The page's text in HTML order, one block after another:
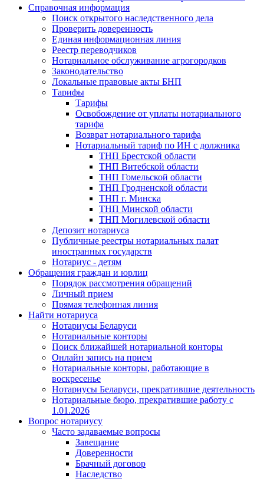
Справочная информация
Поиск открытого наследственного дела
Проверить доверенность
Единая информационная линия
Реестр переводчиков
Нотариальное обслуживание агрогородков
Законодательство
Локальные правовые акты БНП
Тарифы
Тарифы
Освобождение от уплаты нотариального
тарифа
Возврат нотариального тарифа
Нотариальный тариф по ИН с должника
ТНП Брестской области
ТНП Витебской области
ТНП Гомельской области
ТНП Гродненской области
ТНП г. Минска
ТНП Минской области
ТНП Могилевской области
Депозит нотариуса
Публичные реестры нотариальных палат
иностранных государств
Нотариус - детям
Обращения граждан и юрлиц
Порядок рассмотрения обращений
Личный прием
Прямая телефонная линия
Найти нотариуса
Нотариусы Беларуси
Нотариальные конторы
Поиск ближайшей нотариальной конторы
Онлайн запись на прием
Нотариальные конторы, работающие в
воскресенье
Нотариусы Беларуси, прекратившие деятельность
Нотариальные бюро, прекратившие работу с
1.01.2026
Вопрос нотариусу
Часто задаваемые вопросы
Завещание
Доверенности
Брачный договор
Наследство